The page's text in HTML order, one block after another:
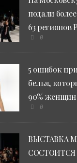
подали
63 регионов
0
5 ошибок
белья,
90% женщин
0
ВЫСТАВКА
СОСТОИТСЯ